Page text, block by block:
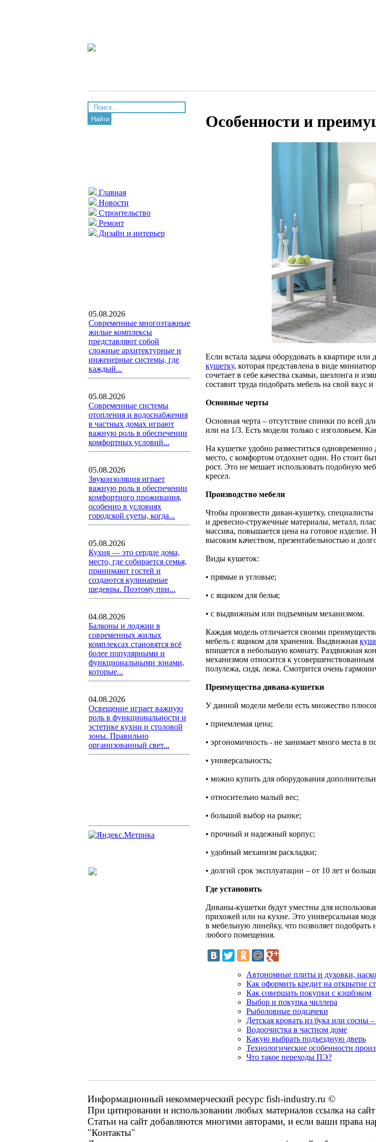
Найти
Главная
Новости
Строительство
Ремонт
Дизайн и интерьер
05.08.2026
Современные многоэтажные
жилые комплексы
представляют собой
сложные архитектурные и
инженерные системы, где
каждый...
05.08.2026
Современные системы
отопления и водоснабжения
в частных домах играют
важную роль в обеспечении
комфортных условий...
05.08.2026
Звукоизоляция играет
важную роль в обеспечении
комфортного проживания,
особенно в условиях
городской суеты, когда...
05.08.2026
Кухня — это сердце дома,
место, где собирается семья,
принимают гостей и
создаются кулинарные
шедевры. Поэтому при...
04.08.2026
Балконы и лоджии в
современных жилых
комплексах становятся всё
более популярными и
функциональными зонами,
которые...
04.08.2026
Освещение играет важную
роль в функциональности и
эстетике кухни и столовой
зоны. Правильно
организованный свет...
Особенности и
Если встала задача оборудовать в квартире
кушетку, которая представлена в виде
сочетает в себе качества скамьи, шезлонга и
составит труда подобрать мебель на свой вкус
Основные черты
Основная черта – отсутствие спинки по всей
или на 1/3. Есть модели только с изголовьем.
На кушетке удобно разместиться
место, с комфортом отдохнет один. Но стоит
рост. Это не мешает использовать подобную
кресел.
Производство мебели
Чтобы произвести диван-кушетку,
и древесно-стружечные материалы, металл,
массива, повышается цена на готовое изделие.
высоким качеством, презентабельностью и
Виды кушеток:
• прямые и угловые;
• с ящиком для белья;
• с выдвижным или подъемным механизмом.
Каждая модель отличается своими
мебель с ящиком для хранения. Выдвижная
впишется в небольшую комнату. Раздвижная
механизмом относится к
полулежа, сидя, лежа. Смотрится очень
Преимущества дивана-кушетки
У данной модели мебели есть множество
• приемлемая цена;
• эргономичность - не занимает много места в
• универсальность;
• можно купить для оборудования
• относительно малый вес;
• большой выбор на рынке;
• прочный и надежный корпус;
• удобный механизм раскладки;
• долгий срок эксплуатации – от 10 лет и
Где установить
Диваны-кушетки будут уместны для
прихожей или на кухне. Это универсальная
в мебельную линейку, что позволяет
любого помещения.
Автономные плиты и духовки,
Как оформить кредит на открытие
Как совершать покупки с кэшбэком
Выбор и покупка чиллера
Рыболовные подсачеки
Детская кровать из бука или сосны
Водоочистка в частном доме
Какую выбрать подъездную дверь
Технологические особенности
Что такое переходы ПЭ?
Информационный некоммерческий ресурс fish-industry.ru ©
При цитировании и использовании любых материалов ссылка на сайт
Статьи на сайт добавляются многими авторами, и если ваши права
"Контакты"